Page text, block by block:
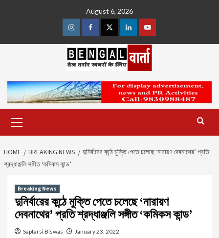
August 6, 2026
InstagramFacebookTwitterLinkedinYoutube
Menu
HOME BREAKING NEWS
দুনির্বারের কন্ঠে মুক্তি পেতে চলেছে ‘নারায়ণ দেবনাথের’ প্রতি
শ্রদ্ধাঞ্জলি সঙ্গীত ‘কমিকস কান্ড’
Breaking News
দুনির্বারের কন্ঠে মুক্তি পেতে চলেছে ‘নারায়ণ
দেবনাথের’ প্রতি শ্রদ্ধাঞ্জলি সঙ্গীত ‘কমিকস কান্ড’
Saptarsi Biswas January 23, 2022